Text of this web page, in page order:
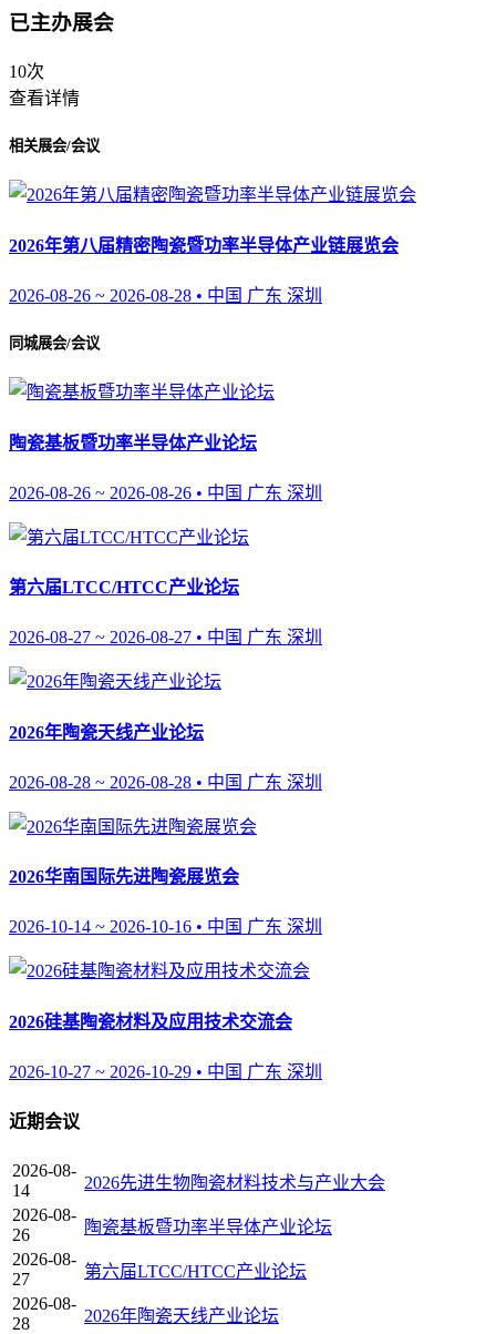
已主办展会
10次
查看详情
相关展会/会议
2026年第八届精密陶瓷暨功率半导体产业链展览会
2026-08-26 ~ 2026-08-28 • 中国 广东 深圳
同城展会/会议
陶瓷基板暨功率半导体产业论坛
2026-08-26 ~ 2026-08-26 • 中国 广东 深圳
第六届LTCC/HTCC产业论坛
2026-08-27 ~ 2026-08-27 • 中国 广东 深圳
2026年陶瓷天线产业论坛
2026-08-28 ~ 2026-08-28 • 中国 广东 深圳
2026华南国际先进陶瓷展览会
2026-10-14 ~ 2026-10-16 • 中国 广东 深圳
2026硅基陶瓷材料及应用技术交流会
2026-10-27 ~ 2026-10-29 • 中国 广东 深圳
近期会议
2026-08-
14
2026先进生物陶瓷材料技术与产业大会
2026-08-
26
陶瓷基板暨功率半导体产业论坛
2026-08-
27
第六届LTCC/HTCC产业论坛
2026-08-
28
2026年陶瓷天线产业论坛